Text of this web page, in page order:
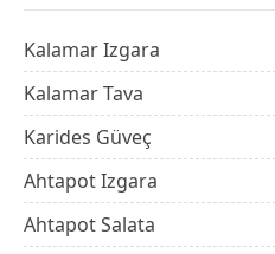
Kalamar Izgara
Kalamar Tava
Karides Güveç
Ahtapot Izgara
Ahtapot Salata